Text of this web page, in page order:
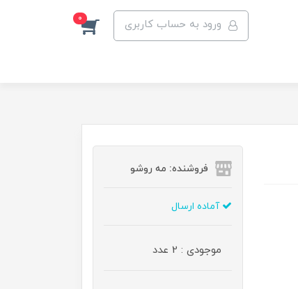
ورود به حساب کاربری 0
فروشنده: مه رو‌شو
آماده ارسال
موجودی : 2 عدد